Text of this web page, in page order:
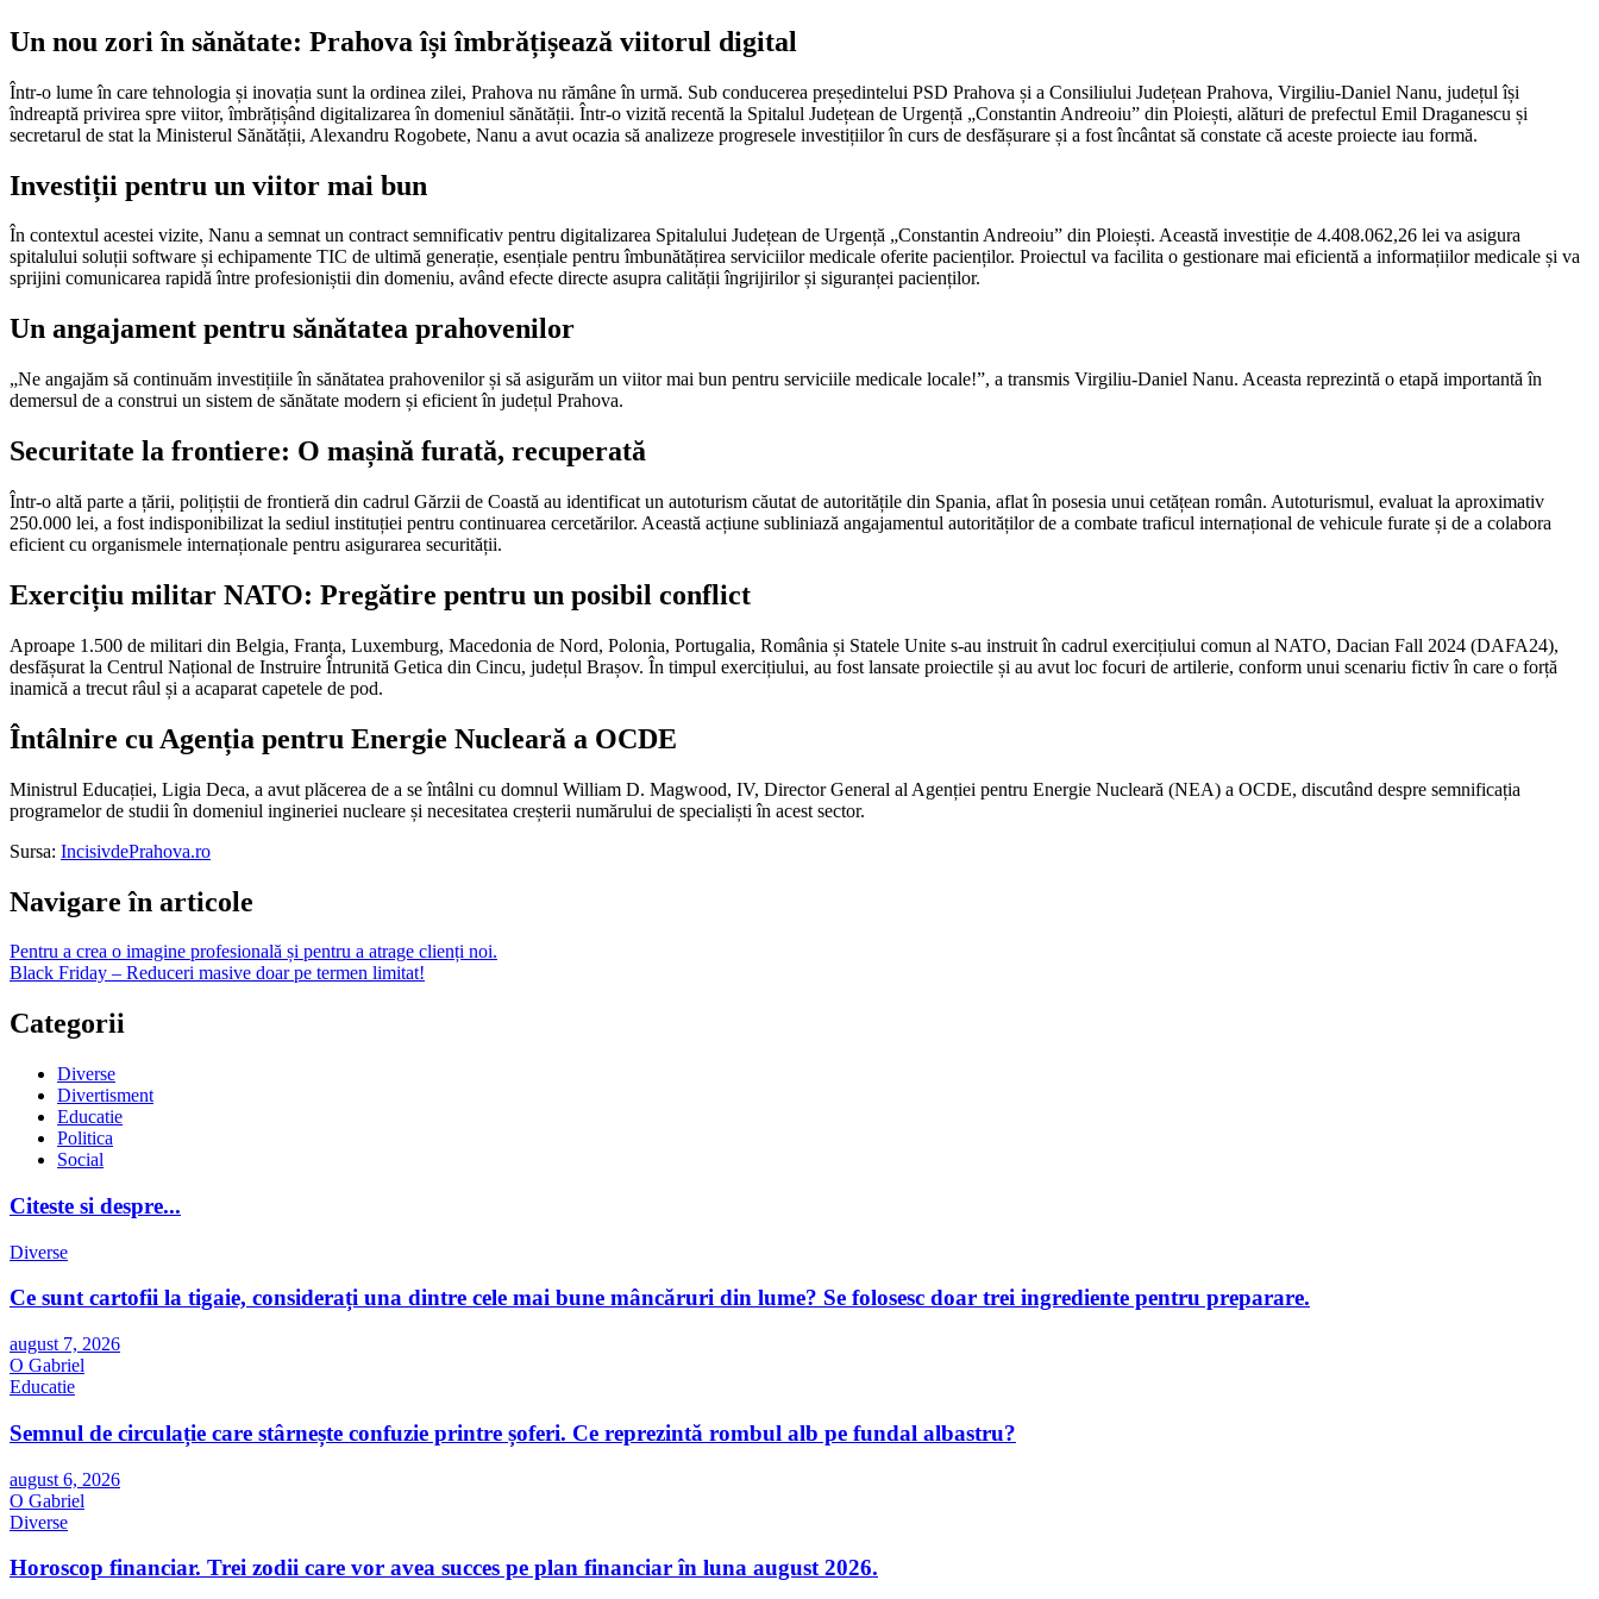
Un nou zori în sănătate: Prahova își îmbrățișează viitorul digital
Într-o lume în care tehnologia și inovația sunt la ordinea zilei, Prahova nu rămâne în urmă. Sub conducerea președintelui PSD Prahova și a Consiliului Județean Prahova, Virgiliu-Daniel Nanu, județul își
îndreaptă privirea spre viitor, îmbrățișând digitalizarea în domeniul sănătății. Într-o vizită recentă la Spitalul Județean de Urgență „Constantin Andreoiu” din Ploiești, alături de prefectul Emil Draganescu și
secretarul de stat la Ministerul Sănătății, Alexandru Rogobete, Nanu a avut ocazia să analizeze progresele investițiilor în curs de desfășurare și a fost încântat să constate că aceste proiecte iau formă.
Investiții pentru un viitor mai bun
În contextul acestei vizite, Nanu a semnat un contract semnificativ pentru digitalizarea Spitalului Județean de Urgență „Constantin Andreoiu” din Ploiești. Această investiție de 4.408.062,26 lei va asigura
spitalului soluții software și echipamente TIC de ultimă generație, esențiale pentru îmbunătățirea serviciilor medicale oferite pacienților. Proiectul va facilita o gestionare mai eficientă a informațiilor medicale și va
sprijini comunicarea rapidă între profesioniștii din domeniu, având efecte directe asupra calității îngrijirilor și siguranței pacienților.
Un angajament pentru sănătatea prahovenilor
„Ne angajăm să continuăm investițiile în sănătatea prahovenilor și să asigurăm un viitor mai bun pentru serviciile medicale locale!”, a transmis Virgiliu-Daniel Nanu. Aceasta reprezintă o etapă importantă în
demersul de a construi un sistem de sănătate modern și eficient în județul Prahova.
Securitate la frontiere: O mașină furată, recuperată
Într-o altă parte a țării, polițiștii de frontieră din cadrul Gărzii de Coastă au identificat un autoturism căutat de autoritățile din Spania, aflat în posesia unui cetățean român. Autoturismul, evaluat la aproximativ
250.000 lei, a fost indisponibilizat la sediul instituției pentru continuarea cercetărilor. Această acțiune subliniază angajamentul autorităților de a combate traficul internațional de vehicule furate și de a colabora
eficient cu organismele internaționale pentru asigurarea securității.
Exercițiu militar NATO: Pregătire pentru un posibil conflict
Aproape 1.500 de militari din Belgia, Franța, Luxemburg, Macedonia de Nord, Polonia, Portugalia, România și Statele Unite s-au instruit în cadrul exercițiului comun al NATO, Dacian Fall 2024 (DAFA24),
desfășurat la Centrul Național de Instruire Întrunită Getica din Cincu, județul Brașov. În timpul exercițiului, au fost lansate proiectile și au avut loc focuri de artilerie, conform unui scenariu fictiv în care o forță
inamică a trecut râul și a acaparat capetele de pod.
Întâlnire cu Agenția pentru Energie Nucleară a OCDE
Ministrul Educației, Ligia Deca, a avut plăcerea de a se întâlni cu domnul William D. Magwood, IV, Director General al Agenției pentru Energie Nucleară (NEA) a OCDE, discutând despre semnificația
programelor de studii în domeniul ingineriei nucleare și necesitatea creșterii numărului de specialiști în acest sector.
Sursa: IncisivdePrahova.ro
Navigare în articole
Pentru a crea o imagine profesională și pentru a atrage clienți noi.
Black Friday – Reduceri masive doar pe termen limitat!
Categorii
Diverse
Divertisment
Educatie
Politica
Social
Citeste si despre...
Diverse
Ce sunt cartofii la tigaie, considerați una dintre cele mai bune mâncăruri din lume? Se folosesc doar trei ingrediente pentru preparare.
august 7, 2026
O Gabriel
Educatie
Semnul de circulație care stârnește confuzie printre șoferi. Ce reprezintă rombul alb pe fundal albastru?
august 6, 2026
O Gabriel
Diverse
Horoscop financiar. Trei zodii care vor avea succes pe plan financiar în luna august 2026.